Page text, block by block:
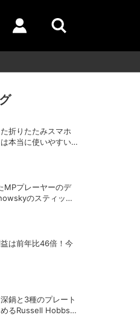
折りたたみスマホ
本当に使いやすい
MPプレーヤーのデ
のスティック
は前年比46倍！今
鍋と3種のプレート
るRussell Hobbsの